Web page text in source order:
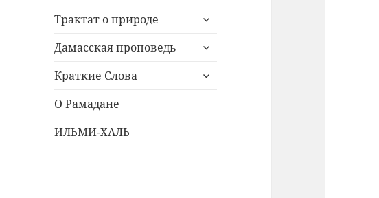
меню
Трактат о природе
раскрыть
меню
Дамасская проповедь
раскрыть
меню
Краткие Слова
раскрыть
О Рамадане
ИЛЬМИ-ХАЛЬ